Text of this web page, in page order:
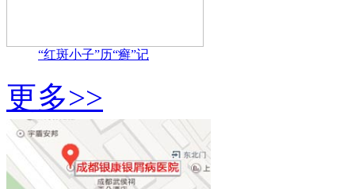
“红斑小子”历“癣”记
更多>>